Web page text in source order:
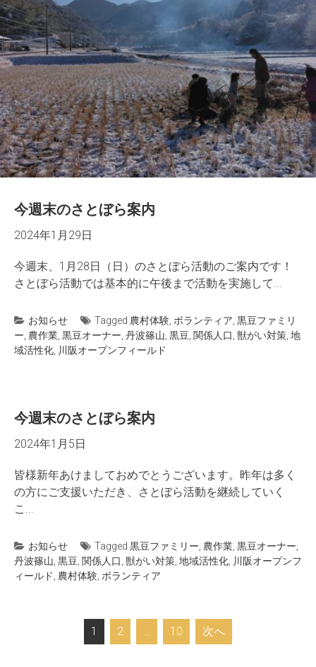
今週末のさとぼら案内
2024年1月29日
今週末、1月28日（日）のさとぼら活動のご案内です！
さとぼら活動では基本的に午後まで活動を実施して...
お知らせ Tagged 農村体験, ボランティア, 黒豆ファミリ
ー, 農作業, 黒豆オーナー, 丹波篠山, 黒豆, 関係人口, 獣がい対策, 地
域活性化, 川阪オープンフィールド
今週末のさとぼら案内
2024年1月5日
皆様新年あけましておめでとうございます。昨年は多く
の方にご支援いただき、さとぼら活動を継続していく
こ...
お知らせ Tagged 黒豆ファミリー, 農作業, 黒豆オーナー,
丹波篠山, 黒豆, 関係人口, 獣がい対策, 地域活性化, 川阪オープンフ
ィールド, 農村体験, ボランティア
1 2 … 10 次へ